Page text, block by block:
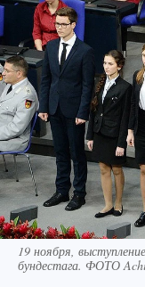
19 ноября,
бундестага. ФОТО